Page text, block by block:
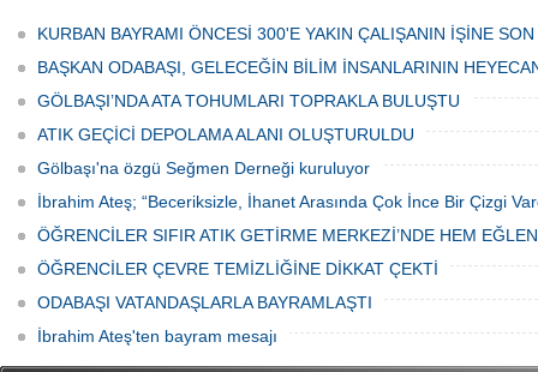
Haftası" etkinlikleri Ankara'da devam
ediyor.
bulunan esnaf ve alışverişe gelen
vatandaşlar park cezaları yüzünden
canından bezdi.
KURBAN BAYRAMI ÖNCESİ 300'E YAKIN ÇALIŞANIN İŞİNE
BAŞKAN ODABAŞI, GELECEĞİN BİLİM İNSANLARININ
GÖLBAŞI’NDA ATA TOHUMLARI TOPRAKLA BULUŞTU
ATIK GEÇİCİ DEPOLAMA ALANI OLUŞTURULDU
Gölbaşı'na özgü Seğmen Derneği kuruluyor
İbrahim Ateş; “Beceriksizle, İhanet Arasında Çok İnce Bir Çizgi
ÖĞRENCİLER SIFIR ATIK GETİRME MERKEZİ’NDE HEM
ÖĞRENCİLER ÇEVRE TEMİZLİĞİNE DİKKAT ÇEKTİ
ODABAŞI VATANDAŞLARLA BAYRAMLAŞTI
İbrahim Ateş'ten bayram mesajı